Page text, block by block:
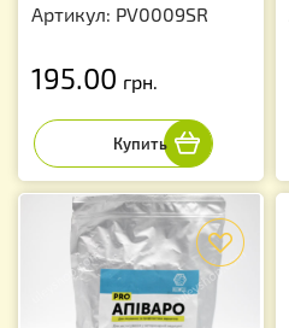
Артикул: PV0009SR
195.00 грн.